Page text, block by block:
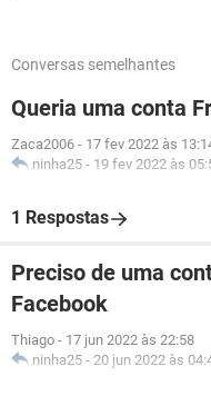
Conversas semelhantes
Queria uma conta
Zaca2006 - 17 fev 2022 às
ninha25 - 19 fev 2022 às
1 Respostas
Preciso de uma
Facebook
Thiago - 17 jun 2022 às 22:58
ninha25 - 20 jun 2022 às